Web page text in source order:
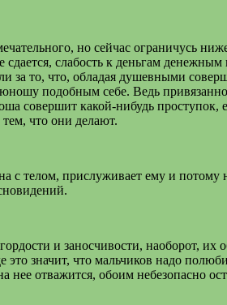
но сейчас ограничусь
слабость к деньгам
то, что, обладая душевными
подобным себе. Ведь
совершит какой-нибудь
что они делают.
с телом, прислуживает ему и
и заносчивости, наоборот,
значит, что мальчиков надо
отважится, обоим небезопасно